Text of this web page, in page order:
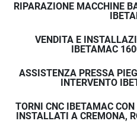
RIPARAZIONE MACCHINE
VENDITA E
IBETAMAC
ASSISTENZA PRESSA
INTERVENTO
TORNI CNC IBETAMAC
INSTALLATI A CREMONA,